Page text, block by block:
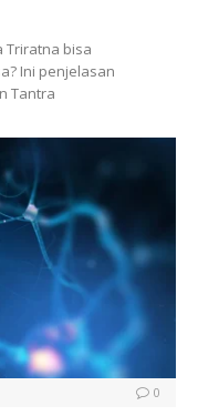
Triratna bisa
Ini penjelasan
Tantra
0